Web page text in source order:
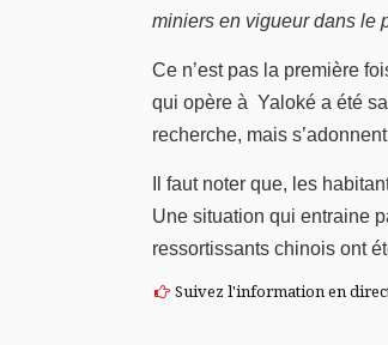
miniers en vigueur dans le
Ce n’est pas la première
qui opère à Yaloké a été
recherche, mais
Il faut noter que, les
Une situation qui entraine
ressortissants chinois ont
Suivez l'information en